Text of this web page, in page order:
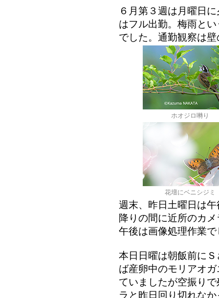
６月第３週は月曜日
はフル出勤。梅雨と
でした。通勤観察は
ホオジロ囀り
花壇にベニシジミ
週末、昨日土曜日は
降りの間に近所のカ
午後は画像処理作業で
本日日曜は朝飯前に
ば産卵中のモリアオ
ていましたが空振り
ラと昨日回り切れな